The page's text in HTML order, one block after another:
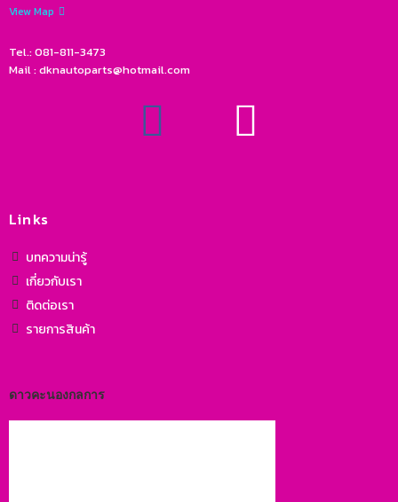
View Map
Tel.: 081-811-3473
Mail : dknautoparts@hotmail.com
Links
บทความน่ารู้
เกี่ยวกับเรา
ติดต่อเรา
รายการสินค้า
ดาวคะนองกลการ